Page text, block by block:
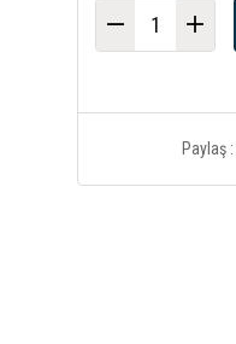
Paylaş :